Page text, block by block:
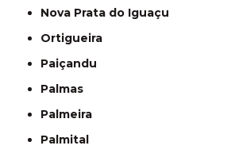
Nova Prata do Iguaçu
Ortigueira
Paiçandu
Palmas
Palmeira
Palmital